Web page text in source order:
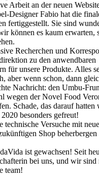
Arbeit an der neuen
Designer Fabio hat die
fertiggestellt. Sie sind
können es kaum erwarten,
Recherchen und
zu den anwendbaren
für unsere Produkte. Alles
aber wenn schon, dann
Nachricht: den Umbu-
wegen der Novel Food
Schade, das darauf hatten
besonders gefreut!
technische Versuche mit
Shop
ist gewachsen! Seit
bei uns, und wir sind
team!